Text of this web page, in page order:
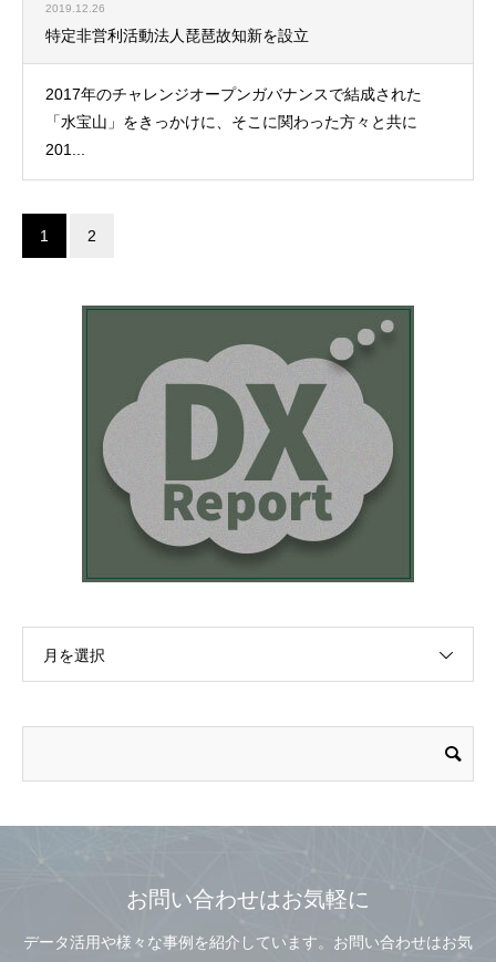
2019.12.26
特定非営利活動法人琵琶故知新を設立
2017年のチャレンジオープンガバナンスで結成された
「水宝山」をきっかけに、そこに関わった方々と共に
201...
1 2
月を選択
お問い合わせはお気軽に
データ活用や様々な事例を紹介しています。お問い合わせはお気